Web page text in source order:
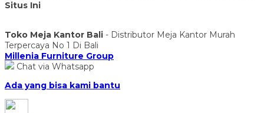
Situs Ini
Toko Meja Kantor Bali - Distributor Meja Kantor Murah
Terpercaya No 1 Di Bali
Millenia Furniture Group
Chat via Whatsapp
Ada yang bisa kami bantu